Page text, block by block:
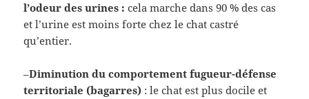
l’odeur des urines :cela marche dans 90 % des cas
et l’urine est moins forte chez le chat castré
qu’entier.
–Diminution du comportement fugueur-défense
territoriale (bagarres) : le chat est plus docile et